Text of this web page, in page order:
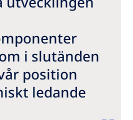
i slutänden
position
ledande